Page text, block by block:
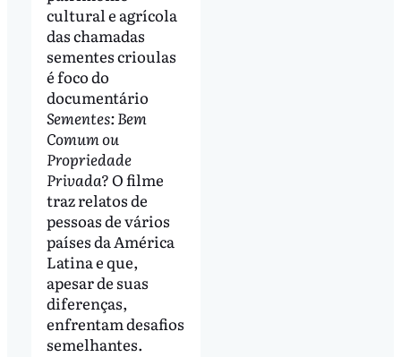
cultural e agrícola
das chamadas
sementes crioulas
é foco do
documentário
Sementes: Bem
Comum ou
Propriedade
Privada?O filme
traz relatos de
pessoas de vários
países da América
Latina e que,
apesar de suas
diferenças,
enfrentam desafios
semelhantes.